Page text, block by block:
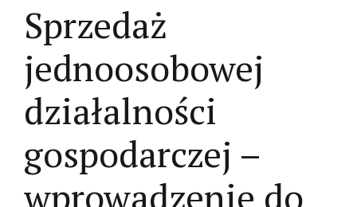
Sprzedaż
jednoosobowej
działalności
gospodarczej –
wprowadzenie do